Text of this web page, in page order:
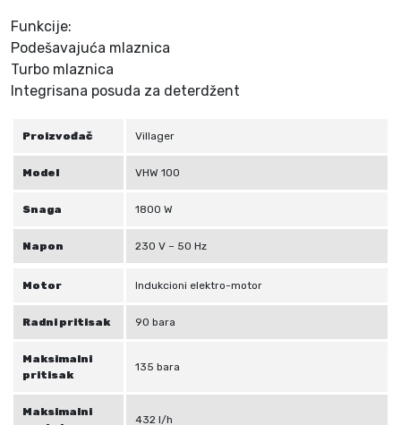
Funkcije:
Podešavajuća mlaznica
Turbo mlaznica
Integrisana posuda za deterdžent
Proizvođač Villager
Model VHW 100
Snaga 1800 W
Napon 230 V – 50 Hz
Motor Indukcioni elektro-motor
Radni pritisak 90 bara
Maksimalni
pritisak
135 bara
Maksimalni
432 l/h